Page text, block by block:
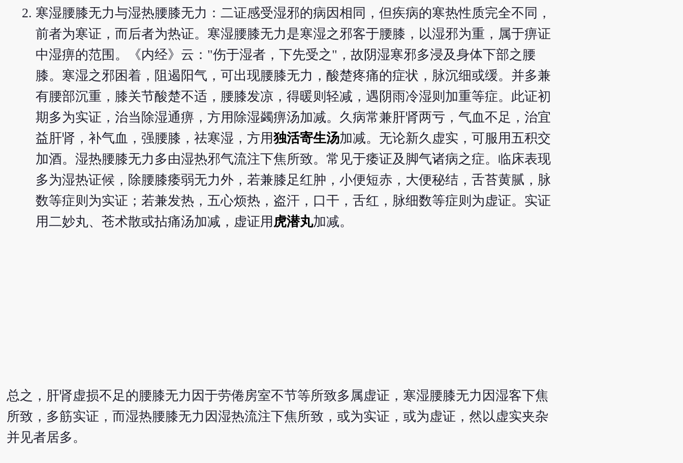
寒湿腰膝无力与湿热腰膝无力：二证感受湿邪的病因相同，但疾病的寒热性质完全不同，
前者为寒证，而后者为热证。寒湿腰膝无力是寒湿之邪客于腰膝，以湿邪为重，属于痹证
中湿痹的范围。《内经》云："伤于湿者，下先受之"，故阴湿寒邪多浸及身体下部之腰
膝。寒湿之邪困着，阻遏阳气，可出现腰膝无力，酸楚疼痛的症状，脉沉细或缓。并多兼
有腰部沉重，膝关节酸楚不适，腰膝发凉，得暖则轻减，遇阴雨冷湿则加重等症。此证初
期多为实证，治当除湿通痹，方用除湿蠲痹汤加减。久病常兼肝肾两亏，气血不足，治宜
益肝肾，补气血，强腰膝，祛寒湿，方用独活寄生汤加减。无论新久虚实，可服用五积交
加酒。湿热腰膝无力多由湿热邪气流注下焦所致。常见于痿证及脚气诸病之症。临床表现
多为湿热证候，除腰膝痿弱无力外，若兼膝足红肿，小便短赤，大便秘结，舌苔黄腻，脉
数等症则为实证；若兼发热，五心烦热，盗汗，口干，舌红，脉细数等症则为虚证。实证
用二妙丸、苍术散或拈痛汤加减，虚证用 虎潜丸加减。
总之，肝肾虚损不足的腰膝无力因于劳倦房室不节等所致多属虚证，寒湿腰膝无力因湿客下焦
所致，多筋实证，而湿热腰膝无力因湿热流注下焦所致，或为实证，或为虚证，然以虚实夹杂
并见者居多。